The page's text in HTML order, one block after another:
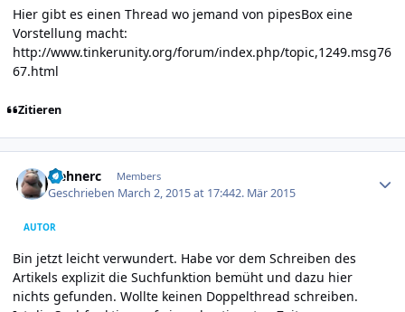
Hier gibt es einen Thread wo jemand von pipesBox eine
Vorstellung macht:
http://www.tinkerunity.org/forum/index.php/topic,1249.msg76
67.html
Zitieren
wehnerc Members
Geschrieben March 2, 2015 at 17:442. Mär 2015
AUTOR
Bin jetzt leicht verwundert. Habe vor dem Schreiben des
Artikels explizit die Suchfunktion bemüht und dazu hier
nichts gefunden. Wollte keinen Doppelthread schreiben.